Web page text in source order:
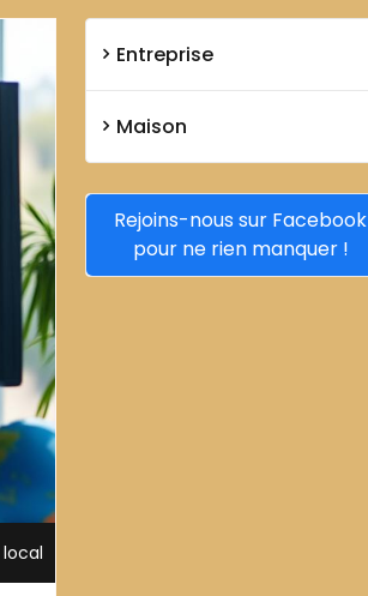
Entreprise
Maison
Rejoins-nous sur Facebook
pour ne rien manquer !